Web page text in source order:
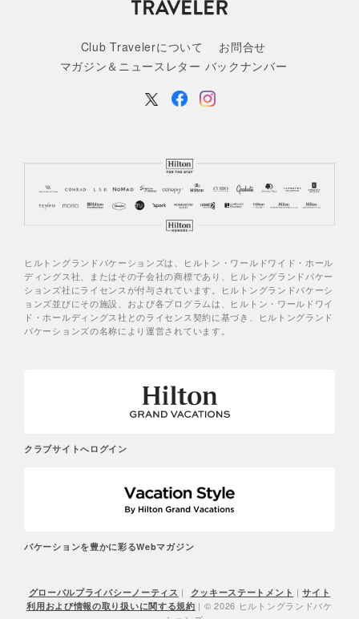
Club Travelerについて
お問合せ
マガジン＆ニュースレター バックナンバー
ヒルトングランドバケーションズは、ヒルトン・ワールドワイド・ホール
ディングス社、またはその子会社の商標であり、ヒルトングランドバケー
ションズ社にライセンスが付与されています。ヒルトングランドバケーシ
ョンズ並びにその施設、および各プログラムは、ヒルトン・ワールドワイ
ド・ホールディングス社とのライセンス契約に基づき、ヒルトングランド
バケーションズの名称により運営されています。
クラブサイトへログイン
バケーションを豊かに彩るWebマガジン
グローバルプライバシーノーティス | クッキーステートメント |サイト
利用および情報の取り扱いに関する規約 | © 2026 ヒルトングランドバケ